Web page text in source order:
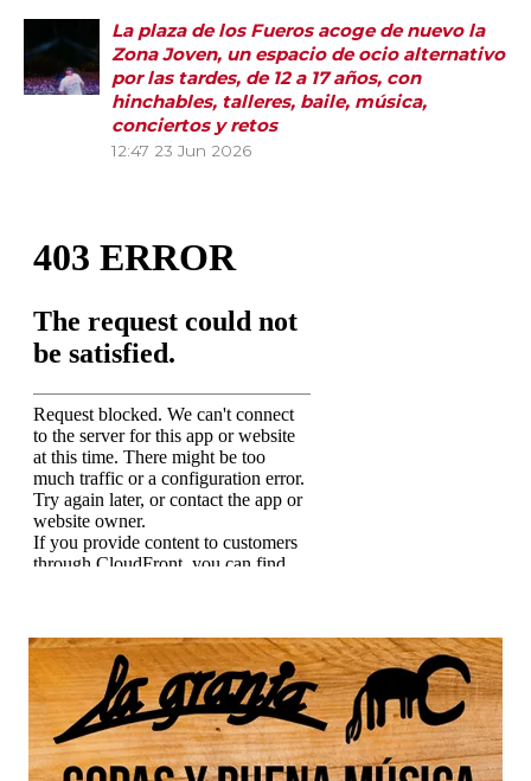
La plaza de los Fueros acoge de nuevo la
Zona Joven, un espacio de ocio alternativo
por las tardes, de 12 a 17 años, con
hinchables, talleres, baile, música,
conciertos y retos
12:47 23 Jun 2026